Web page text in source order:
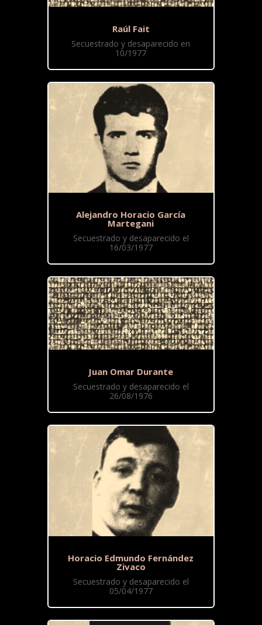
Raúl Fait
Secuestrado y desaparecido en
10/1977
Alejandro Horacio García
Martegani
Secuestrado y desaparecido el
16/03/1977
Juan Omar Durante
Secuestrado y desaparecido el
26/08/1976
Horacio Edmundo Fernández
Zivaco
Secuestrado y desaparecido el
05/04/1977